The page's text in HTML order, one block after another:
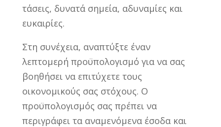
τάσεις, δυνατά σημεία, αδυναμίες και
ευκαιρίες.
Στη συνέχεια, αναπτύξτε έναν
λεπτομερή προϋπολογισμό για να σας
βοηθήσει να επιτύχετε τους
οικονομικούς σας στόχους. Ο
προϋπολογισμός σας πρέπει να
περιγράφει τα αναμενόμενα έσοδα και